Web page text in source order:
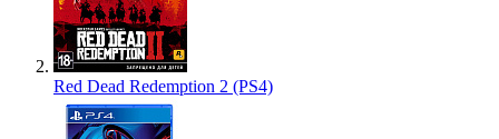
Red Dead Redemption 2 (PS4)